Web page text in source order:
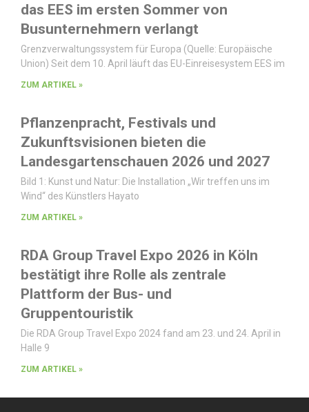
das EES im ersten Sommer von
Busunternehmern verlangt
Grenzverwaltungssystem für Europa (Quelle: Europäische
Union) Seit dem 10. April läuft das EU-Einreisesystem EES im
ZUM ARTIKEL »
Pflanzenpracht, Festivals und
Zukunftsvisionen bieten die
Landesgartenschauen 2026 und 2027
Bild 1: Kunst und Natur: Die Installation „Wir treffen uns im
Wind“ des Künstlers Hayato
ZUM ARTIKEL »
RDA Group Travel Expo 2026 in Köln
bestätigt ihre Rolle als zentrale
Plattform der Bus- und
Gruppentouristik
Die RDA Group Travel Expo 2024 fand am 23. und 24. April in
Halle 9
ZUM ARTIKEL »